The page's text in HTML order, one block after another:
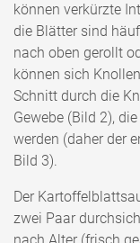
können verkürzte
die Blätter sind
nach oben gerollt
können sich
Schnitt durch die
Gewebe (Bild 2),
werden (daher der
Bild 3).
Der
zwei Paar